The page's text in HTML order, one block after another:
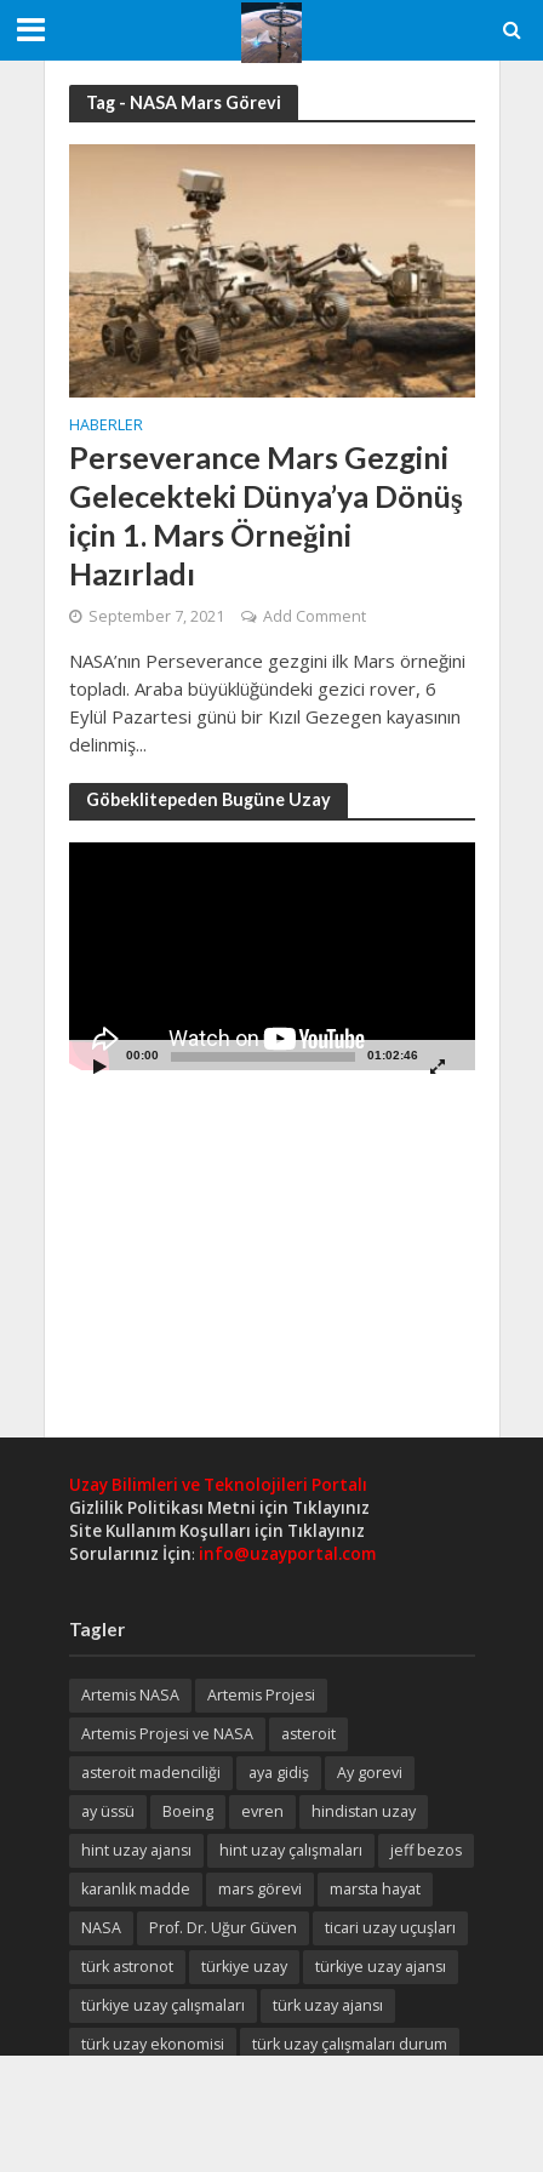
Tag - NASA Mars Görevi
HABERLER
Perseverance Mars Gezgini
Gelecekteki Dünya’ya Dönüş
için 1. Mars Örneğini
Hazırladı
September 7, 2021 Add Comment
NASA’nın Perseverance gezgini ilk Mars örneğini
topladı. Araba büyüklüğündeki gezici rover, 6
Eylül Pazartesi günü bir Kızıl Gezegen kayasının
delinmiş...
Göbeklitepeden Bugüne Uzay
00:00 01:02:46
Uzay Bilimleri ve Teknolojileri Portalı
Gizlilik Politikası Metni için Tıklayınız
Site Kullanım Koşulları için Tıklayınız
Sorularınız İçin: info@uzayportal.com
Tagler
Artemis NASA
Artemis Projesi
Artemis Projesi ve NASA
asteroit
asteroit madenciliği
aya gidiş
Ay gorevi
ay üssü
Boeing evren
hindistan uzay
hint uzay ajansı
hint uzay çalışmaları
jeff bezos
karanlık madde
mars görevi
marsta hayat
NASA
Prof. Dr. Uğur Güven
ticari uzay uçuşları
türk astronot
türkiye uzay
türkiye uzay ajansı
türkiye uzay çalışmaları
türk uzay ajansı
türk uzay ekonomisi
türk uzay çalışmaları durum